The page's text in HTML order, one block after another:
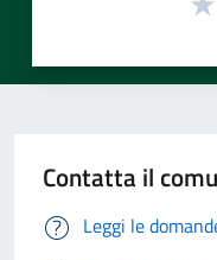
Contatta il
Leggi le